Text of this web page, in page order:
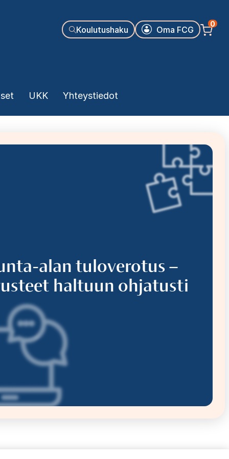
Koulutushaku Oma FCG
0
UKK Yhteystiedot
alan tuloverotus –
haltuun ohjatusti